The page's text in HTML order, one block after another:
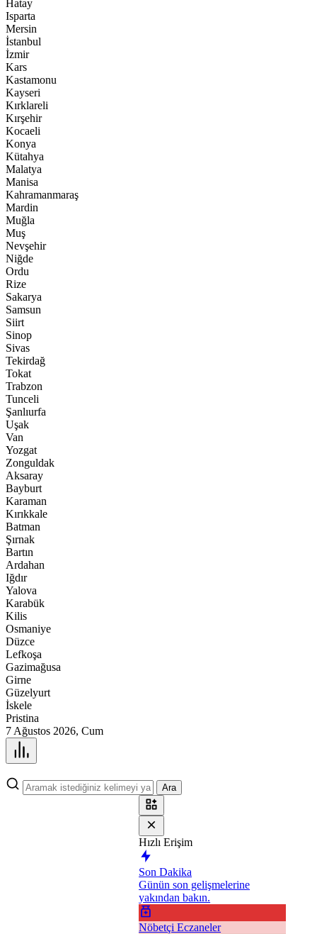
Hatay
Isparta
Mersin
İstanbul
İzmir
Kars
Kastamonu
Kayseri
Kırklareli
Kırşehir
Kocaeli
Konya
Kütahya
Malatya
Manisa
Kahramanmaraş
Mardin
Muğla
Muş
Nevşehir
Niğde
Ordu
Rize
Sakarya
Samsun
Siirt
Sinop
Sivas
Tekirdağ
Tokat
Trabzon
Tunceli
Şanlıurfa
Uşak
Van
Yozgat
Zonguldak
Aksaray
Bayburt
Karaman
Kırıkkale
Batman
Şırnak
Bartın
Ardahan
Iğdır
Yalova
Karabük
Kilis
Osmaniye
Düzce
Lefkoşa
Gazimağusa
Girne
Güzelyurt
İskele
Pristina
7 Ağustos 2026, Cum
Ara
Hızlı Erişim
Son Dakika
Günün son gelişmelerine
yakından bakın.
Nöbetçi Eczaneler